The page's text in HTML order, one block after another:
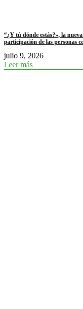
“¿Y tú dónde estás?», la
participación de las personas
julio 9, 2026
Leer más